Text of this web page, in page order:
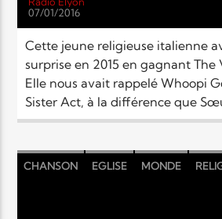
07/01/2016
Cette jeune religieuse italienne
surprise en 2015 en gagnant The
Elle nous avait rappelé Whoopi
Sister Act, à la différence que
CHANSON EGLISE MONDE